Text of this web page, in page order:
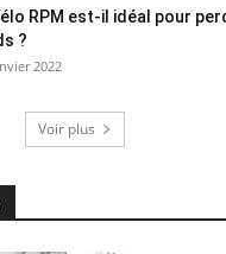
RPM est-il idéal pour
?
2022
Voir plus